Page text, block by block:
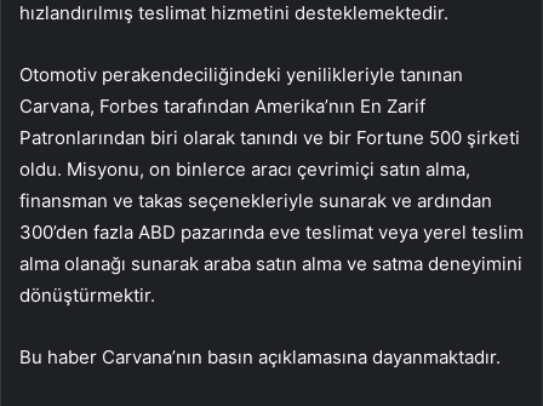
hızlandırılmış teslimat hizmetini desteklemektedir.
Otomotiv perakendeciliğindeki yenilikleriyle tanınan
Carvana, Forbes tarafından Amerika’nın En Zarif
Patronlarından biri olarak tanındı ve bir Fortune 500 şirketi
oldu. Misyonu, on binlerce aracı çevrimiçi satın alma,
finansman ve takas seçenekleriyle sunarak ve ardından
300’den fazla ABD pazarında eve teslimat veya yerel teslim
alma olanağı sunarak araba satın alma ve satma deneyimini
dönüştürmektir.
Bu haber Carvana’nın basın açıklamasına dayanmaktadır.